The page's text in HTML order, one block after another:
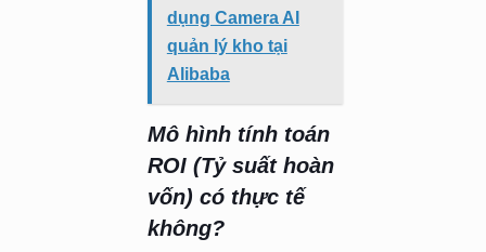
dụng Camera AI
quản lý kho tại
Alibaba
Mô hình tính toán
ROI (Tỷ suất hoàn
vốn) có thực tế
không?